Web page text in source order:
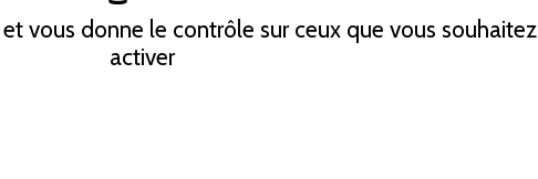
vous donne le contrôle sur ceux que vous souhaitez
activer